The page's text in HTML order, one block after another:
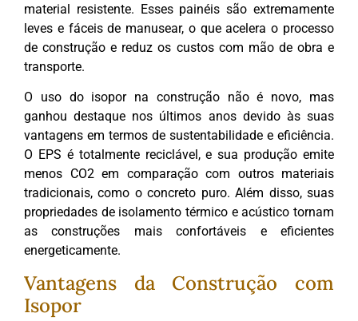
material resistente. Esses painéis são extremamente
leves e fáceis de manusear, o que acelera o processo
de construção e reduz os custos com mão de obra e
transporte.
O uso do isopor na construção não é novo, mas
ganhou destaque nos últimos anos devido às suas
vantagens em termos de sustentabilidade e eficiência.
O EPS é totalmente reciclável, e sua produção emite
menos CO2 em comparação com outros materiais
tradicionais, como o concreto puro. Além disso, suas
propriedades de isolamento térmico e acústico tornam
as construções mais confortáveis e eficientes
energeticamente.
Vantagens da Construção com
Isopor